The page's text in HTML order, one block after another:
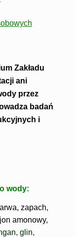
Zakładu
ani
przez
badań
i
wody:
zapach,
amonowy,
glin,